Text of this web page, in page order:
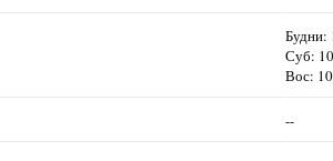
Будни:
Суб:
Вос:
--